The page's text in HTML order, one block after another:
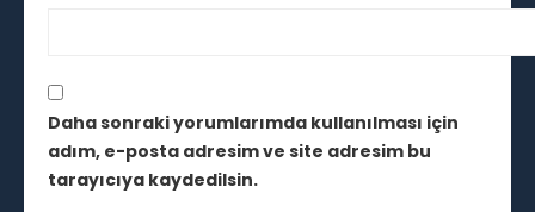
Daha sonraki yorumlarımda kullanılması için
adım, e-posta adresim ve site adresim bu
tarayıcıya kaydedilsin.